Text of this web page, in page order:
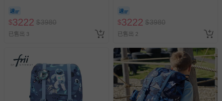
$3222 $3980
已售出 3
$3222 $3980
已售出 2